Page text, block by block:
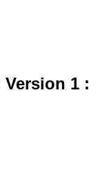
Version 1 :